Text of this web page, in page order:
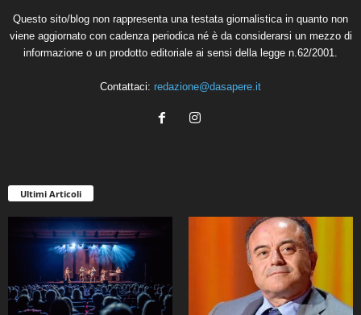
Questo sito/blog non rappresenta una testata giornalistica in quanto non
viene aggiornato con cadenza periodica né è da considerarsi un mezzo di
informazione o un prodotto editoriale ai sensi della legge n.62/2001.
Contattaci: redazione@dasapere.it
Ultimi Articoli